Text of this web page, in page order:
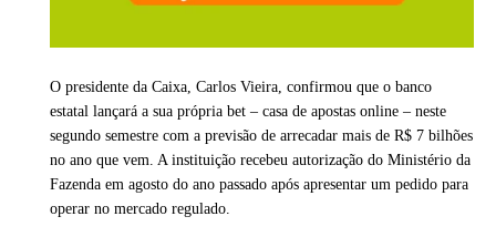
O presidente da Caixa, Carlos Vieira, confirmou que o banco
estatal lançará a sua própria bet – casa de apostas online – neste
segundo semestre com a previsão de arrecadar mais de R$ 7 bilhões
no ano que vem. A instituição recebeu autorização do Ministério da
Fazenda em agosto do ano passado após apresentar um pedido para
operar no mercado regulado.